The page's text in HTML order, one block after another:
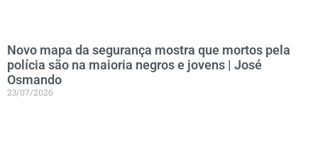
Novo mapa da segurança mostra que mortos pela
polícia são na maioria negros e jovens | José
Osmando
23/07/2026